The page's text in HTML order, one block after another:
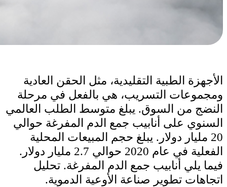
الأجهزة الطبية التقليدية، مثل الحقن العادية
ومجموعات التسريب، هي بالفعل في مرحلة
النضج من السوق. يبلغ متوسط الطلب العالمي
السنوي على أنابيب جمع الدم المفرغة حوالي
20 مليار دولار. يبلغ حجم المبيعات المحلية
الفعلية في عام 2020 حوالي 2.7 مليار دولار.
فيما يلي أنابيب جمع الدم المفرغة. تحليل
اتجاهات تطوير صناعة الأوعية الدموية.